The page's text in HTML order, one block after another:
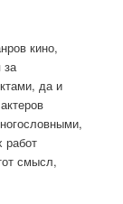
кино,
за
да и
работ
смысл,